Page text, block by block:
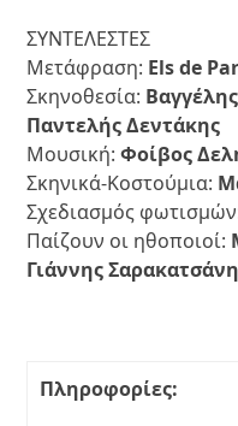
ΣΥΝΤΕΛΕΣΤΕΣ
Μετάφραση: Els de
Σκηνοθεσία:
Παντελής Δεντάκης
Μουσική:Φοίβος
Σκηνικά-Κοστούμια:
Σχεδιασμός
Παίζουν οι ηθοποιοί:
Γιάννης
Πληροφορίες: